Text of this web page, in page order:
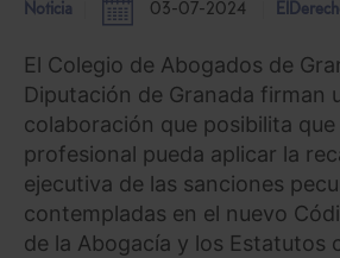
Noticia 03-07-2024
El Colegio de Abogados de
Diputación de Granada firman
colaboración que posibilita
profesional pueda aplicar la
ejecutiva de las sanciones
contempladas en el nuevo
de la Abogacía y los Estatutos